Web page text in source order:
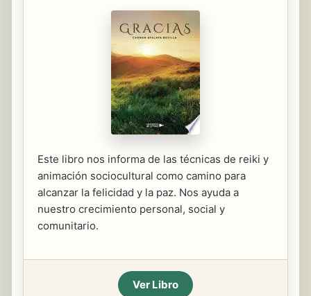
Este libro nos informa de las técnicas de reiki y
animación sociocultural como camino para
alcanzar la felicidad y la paz. Nos ayuda a
nuestro crecimiento personal, social y
comunitario.
Ver Libro